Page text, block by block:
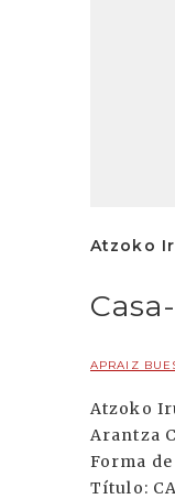
Atzoko
APRAIZ
Atzoko
Arantza
Forma
Título: